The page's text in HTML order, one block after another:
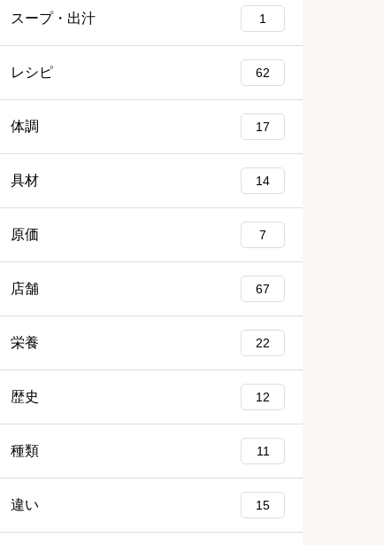
スープ・出汁 1
レシピ 62
体調 17
具材 14
原価 7
店舗 67
栄養 22
歴史 12
種類 11
違い 15